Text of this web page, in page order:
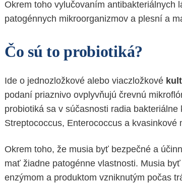
Okrem toho vylučovaním antibakteriálnych
patogénnych mikroorganizmov a plesní a
Čo sú to probiotiká?
Ide o jednozložkové alebo viaczložkové
podaní priaznivo ovplyvňujú črevnú
probiotiká sa v súčasnosti radia
Streptococcus, Enterococcus a
Okrem toho, že musia byť bezpečné a
mať žiadne patogénne vlastnosti. Musia
enzýmom a produktom vzniknutým počas